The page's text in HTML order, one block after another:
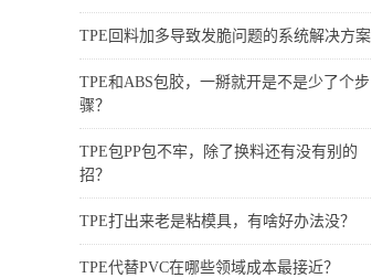
TPE回料加多导致发脆问题的系统解决方案
TPE和ABS包胶，一掰就开是不是少了个步
骤？
TPE包PP包不牢，除了换料还有没有别的
招？
TPE打出来老是粘模具，有啥好办法没？
TPE代替PVC在哪些领域成本最接近？